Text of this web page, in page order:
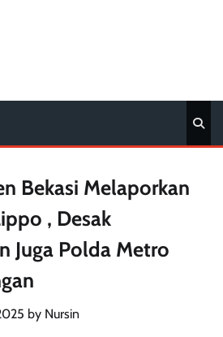
Bekasi Melaporkan
, Desak
Juga Polda Metro
by Nursin